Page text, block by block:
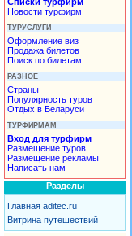
Новости турфирм
ТУРУСЛУГИ
Оформление виз
Продажа билетов
Поиск по билетам
РАЗНОЕ
Страны
Популярность туров
Отдых в Беларуси
ТУРФИРМАМ
Вход для турфирм
Размещение туров
Размещение рекламы
Написать нам
Разделы
Главная aditec.ru
Витрина путешествий